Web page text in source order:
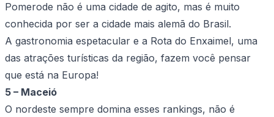
Pomerode não é uma cidade de agito, mas é muito
conhecida por ser a cidade mais alemã do Brasil.
A gastronomia espetacular e a Rota do Enxaimel, uma
das atrações turísticas da região, fazem você pensar
que está na Europa!
5 – Maceió
O nordeste sempre domina esses rankings, não é